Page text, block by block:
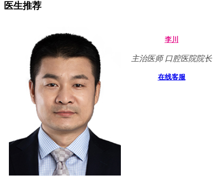
医生推荐
李川
主治医师 口腔医院院长
在线客服